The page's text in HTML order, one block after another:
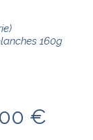
160g
€